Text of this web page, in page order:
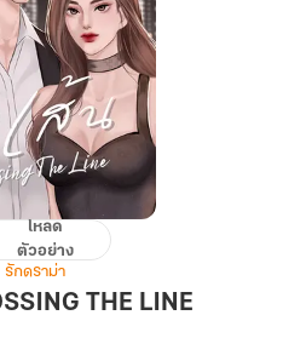
โหลด
ตัวอย่าง
รักดราม่า
THE LINE